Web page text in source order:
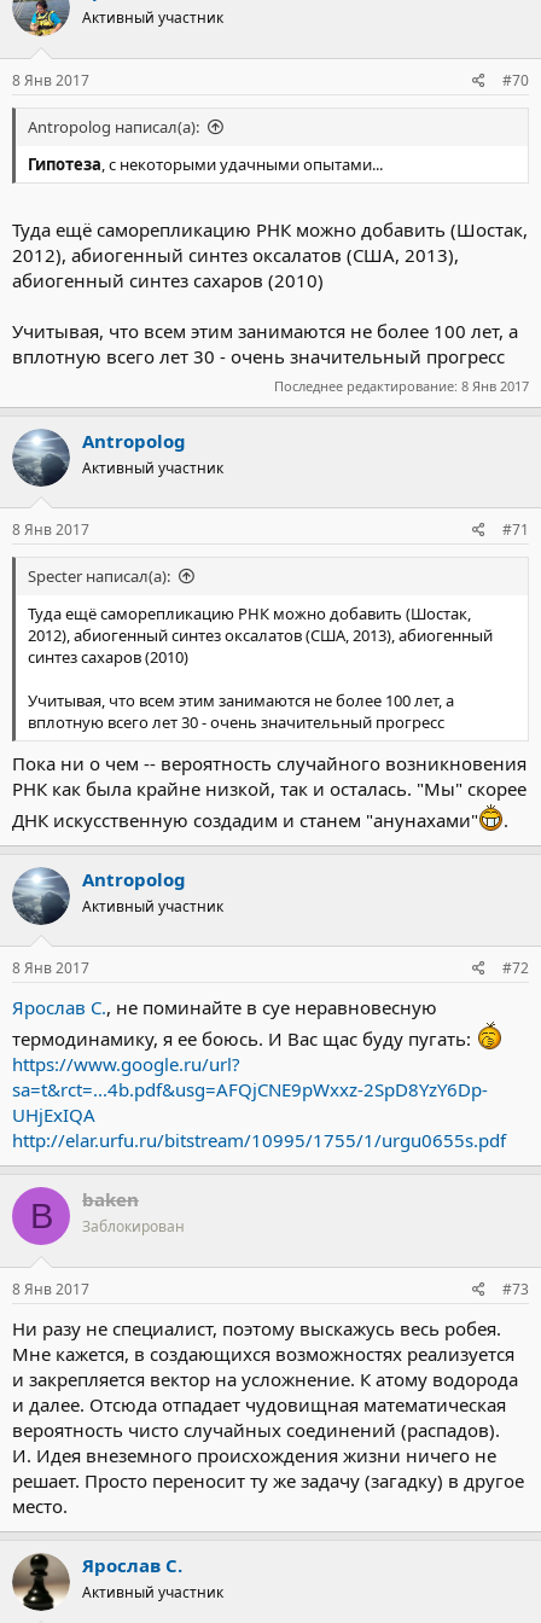
компартментов— пространственно ограниченных
самопроизвольно образовавшимися мембранами или иными
границами раздела фаз — областей. Эта концепция близка к
коацерватной
Другой гипотезой абиогенного синтеза РНК, призванной
решить проблему низкой оценочной вероятности синтеза РНК,
являетсягипотеза мира полиароматических углеводородов,
РНК на основе стека из полиароматических колец.
Фактически, обе гипотезы «пре-РНК миров» не отвергают
гипотезу мира РНК, а модифицируют её, постулируя
РНК в первичных метаболических компартментах, либо на
поверхности ассоциатов, отодвигая «мир РНК» на вторую
Академик РАН
появиться и существовать на Земле, и рассматривает вариант
внеземного(в первую очередь на кометах) происхождения и
эволюции РНК-мира
Активный участник
8 Янв 2017 #70
Antropolog написал(а):
Гипотеза , с некоторыми удачными опытами...
Туда ещё саморепликацию РНК можно добавить (Шостак,
2012), абиогенный синтез оксалатов (США, 2013),
абиогенный синтез сахаров (2010)
Учитывая, что всем этим занимаются не более 100 лет, а
вплотную всего лет 30 - очень значительный прогресс
Последнее редактирование: 8 Янв 2017
Antropolog
Активный участник
8 Янв 2017 #71
Specter написал(а):
Туда ещё саморепликацию РНК можно добавить (Шостак,
2012), абиогенный синтез оксалатов (США, 2013), абиогенный
синтез сахаров (2010)
Учитывая, что всем этим занимаются не более 100 лет, а
вплотную всего лет 30 - очень значительный прогресс
Пока ни о чем -- вероятность случайного возникновения
РНК как была крайне низкой, так и осталась. "Мы" скорее
ДНК искусственную создадим и станем "анунахами"
.
Antropolog
Активный участник
8 Янв 2017 #72
Ярослав С., не поминайте в суе неравновесную
термодинамику, я ее боюсь. И Вас щас буду пугать:
https://www.google.ru/url?
sa=t&rct=...4b.pdf&usg=AFQjCNE9pWxxz-2SpD8YzY6Dp-
UHjExIQA
http://elar.urfu.ru/bitstream/10995/1755/1/urgu0655s.pdf
B baken
Заблокирован
8 Янв 2017 #73
Ни разу не специалист, поэтому выскажусь весь робея.
Мне кажется, в создающихся возможностях реализуется
и закрепляется вектор на усложнение. К атому водорода
и далее. Отсюда отпадает чудовищная математическая
вероятность чисто случайных соединений (распадов).
И. Идея внеземного происхождения жизни ничего не
решает. Просто переносит ту же задачу (загадку) в другое
место.
Ярослав С.
Активный участник